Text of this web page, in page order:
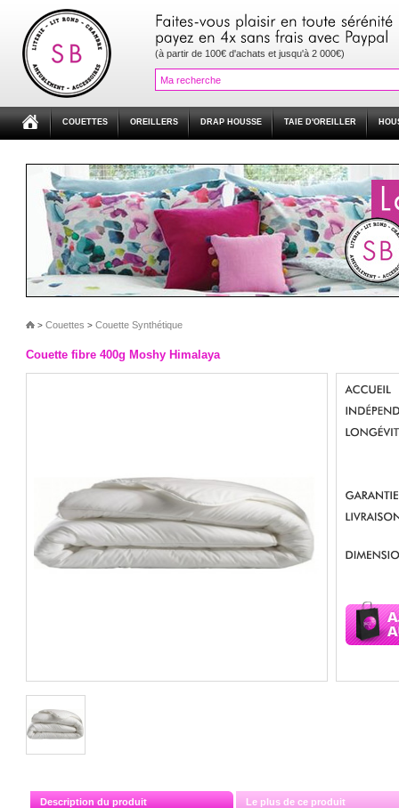
(à partir de 100€ d'achats et jusqu'à 2 000€)
COUETTES OREILLERS DRAP HOUSSE TAIE D'OREILLER
> Couettes > Couette Synthétique
Couette fibre 400g Moshy Himalaya
Description du produit Le plus de ce produit